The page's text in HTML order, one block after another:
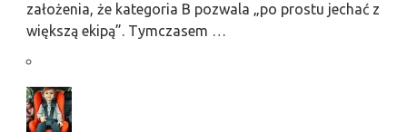
założenia, że kategoria B pozwala „po prostu jechać z
większą ekipą”. Tymczasem …